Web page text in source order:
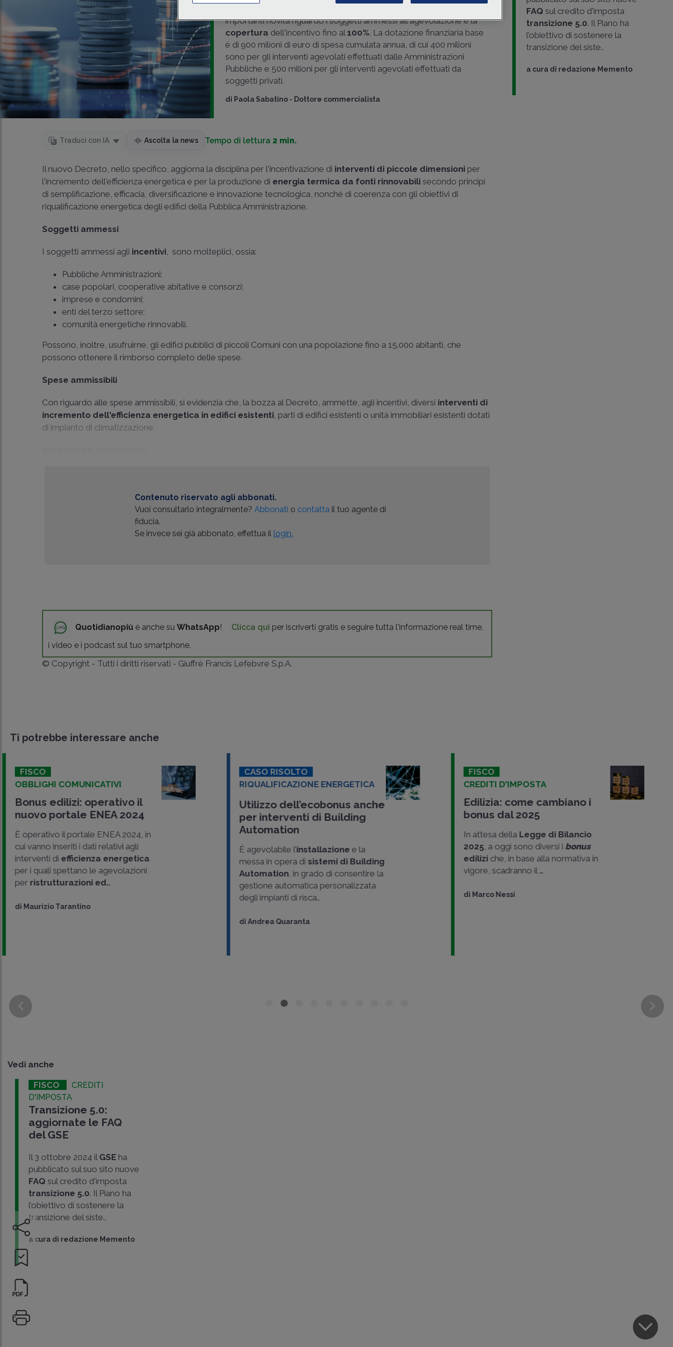
importanti novità riguardo i soggetti ammessi all'agevolazione e la
copertura dell'incentivo fino al100%. La dotazione finanziaria base
è di 900 milioni di euro di spesa cumulata annua, di cui 400 milioni
sono per gli interventi agevolati effettuati dalle Amministrazioni
Pubbliche e 500 milioni per gli interventi agevolati effettuati da
soggetti privati.
di Paola Sabatino - Dottore commercialista
Traduci con IA Ascolta la news Tempo di lettura 2 min.
Il nuovo Decreto, nello specifico, aggiorna la disciplina per l'incentivazione di interventi di piccole dimensioni per
l'incremento dell'efficienza energetica e per la produzione di energia termica da fonti rinnovabilisecondo principi
di semplificazione, efficacia, diversificazione e innovazione tecnologica, nonché di coerenza con gli obiettivi di
riqualificazione energetica degli edifici della Pubblica Amministrazione.
Soggetti ammessi
I soggetti ammessi agli incentivi, sono molteplici, ossia:
Pubbliche Amministrazioni;
case popolari, cooperative abitative e consorzi;
imprese e condomini;
enti del terzo settore;
comunità energetiche rinnovabili.
Possono, inoltre, usufruirne, gli edifici pubblici di piccoli Comuni con una popolazione fino a 15.000 abitanti, che
possono ottenere il rimborso completo delle spese.
Spese ammissibili
Con riguardo alle spese ammissibili, si evidenzia che, la bozza al Decreto, ammette, agli incentivi, diversi interventi di
incremento dell'efficienza energetica in edifici esistenti, parti di edifici esistenti o unità immobiliari esistenti dotati
di impianto di climatizzazione.
Contenuto riservato agli abbonati.
Vuoi consultarlo integralmente?Abbonati o contatta il tuo agente di
fiducia.
Se invece sei già abbonato, effettua il login.
Quotidianopiù è anche suWhatsApp! Clicca qui per iscriverti gratis e seguire tutta l'informazione real time,
i video e i podcast sul tuo smartphone.
© Copyright - Tutti i diritti riservati - Giuffrè Francis Lefebvre S.p.A.
FAQ sul credito d'imposta
transizione 5.0. Il Piano ha
l’obiettivo di sostenere la
transizione del siste..
a cura di redazione Memento
Ti potrebbe interessare anche
FISCO
OBBLIGHI COMUNICATIVI
Bonus edilizi: operativo il
nuovo portale ENEA 2024
È operativo il portale ENEA 2024, in
cui vanno inseriti i dati relativi agli
interventi di efficienza energetica
per i quali spettano le agevolazioni
per ristrutturazioni ed..
diMaurizio Tarantino
CASO RISOLTO
RIQUALIFICAZIONE ENERGETICA
Utilizzo dell’ecobonus anche
per interventi di Building
Automation
È agevolabile l’installazione e la
messa in opera disistemi di Building
Automation, in grado di consentire la
gestione automatica personalizzata
degli impianti di risca..
diAndrea Quaranta
FISCO
CREDITI D'IMPOSTA
Edilizia: come cambiano i
bonus dal 2025
In attesa dellaLegge di Bilancio
2025, a oggi sono diversi i bonus
edilizi che, in base alla normativa in
vigore, scadranno il ..
diMarco Nessi
Vedi anche
FISCO
CREDITI
D'IMPOSTA
Transizione 5.0:
aggiornate le FAQ
del GSE
Il 3 ottobre 2024 il GSE ha
pubblicato sul suo sito nuove
FAQ sul credito d'imposta
transizione 5.0. Il Piano ha
l’obiettivo di sostenere la
transizione del siste..
a cura di redazione Memento